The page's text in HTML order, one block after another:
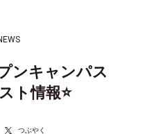
ンキャンパス
ト情報⭐
つぶやく